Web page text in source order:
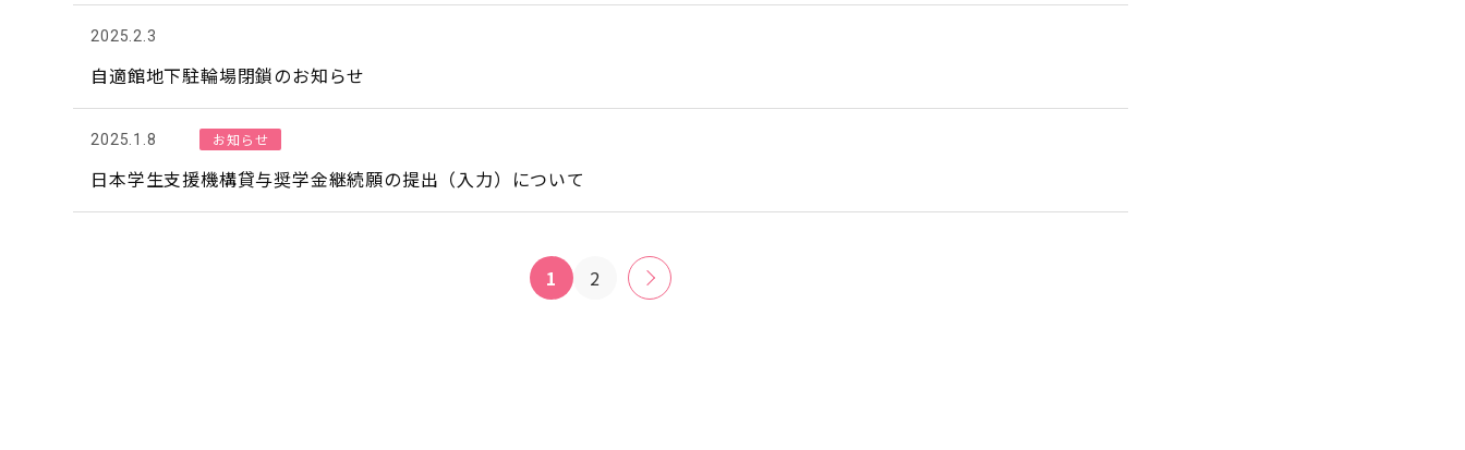
2025.2.3
自適館地下駐輪場閉鎖のお知らせ
2025.1.8 お知らせ
日本学生支援機構貸与奨学金継続願の提出（入力）について
1 2 »